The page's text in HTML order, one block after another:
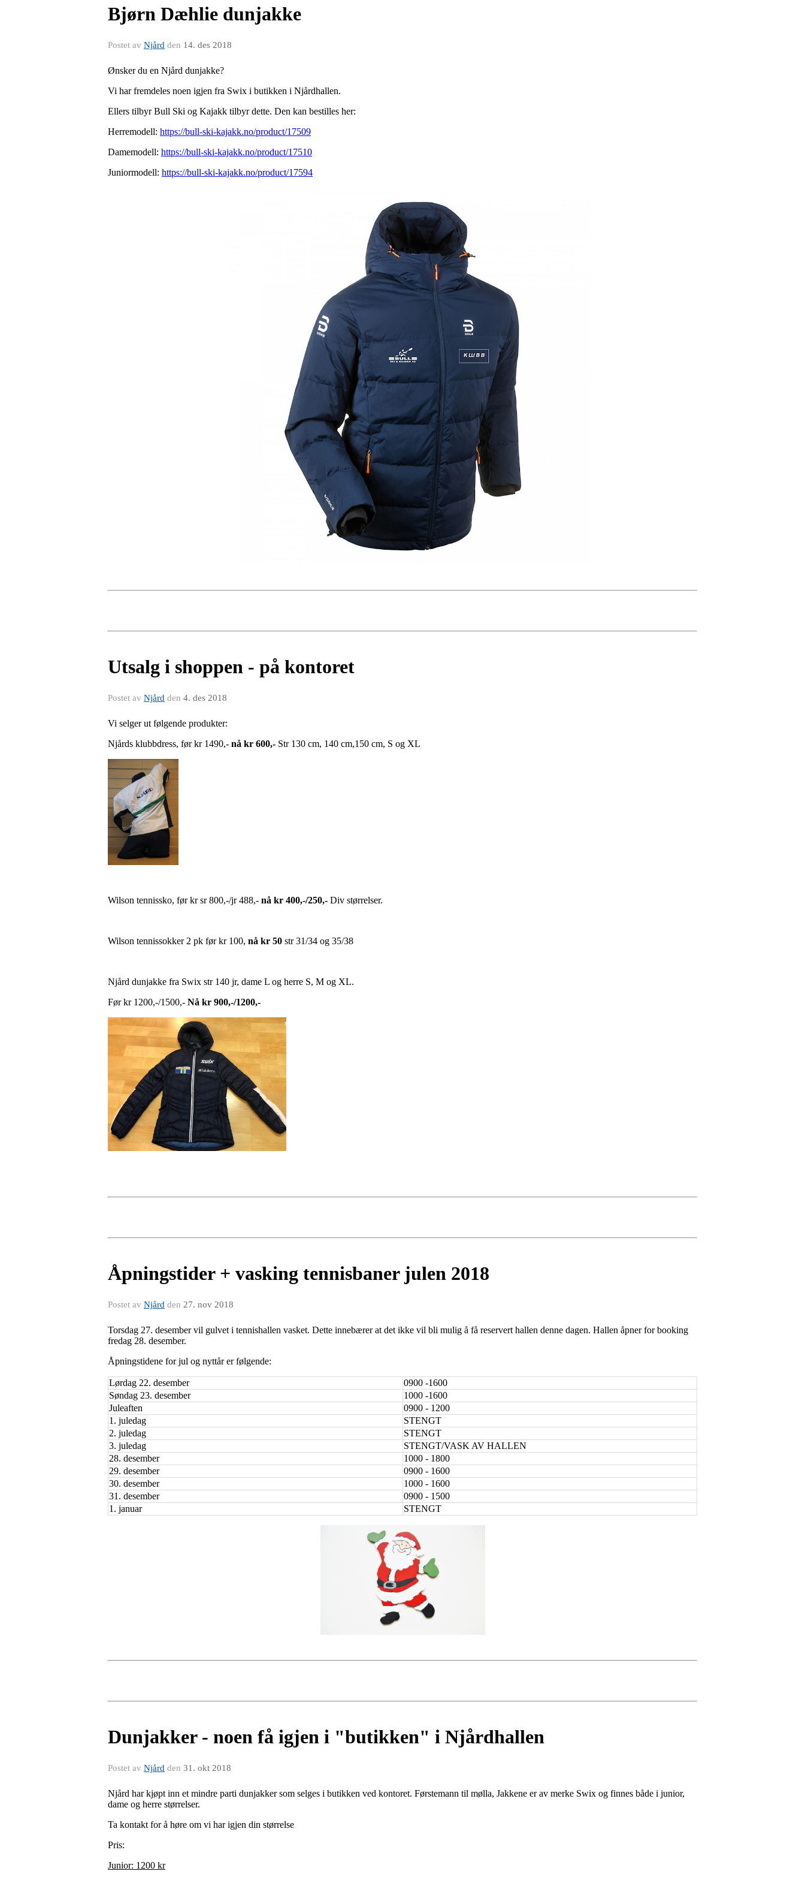
Bjørn Dæhlie dunjakke
Postet av Njård den 14. des 2018
Ønsker du en Njård dunjakke?
Vi har fremdeles noen igjen fra Swix i butikken i Njårdhallen.
Ellers tilbyr Bull Ski og Kajakk tilbyr dette. Den kan bestilles her:
Herremodell: https://bull-ski-kajakk.no/product/17509
Damemodell: https://bull-ski-kajakk.no/product/17510
Juniormodell: https://bull-ski-kajakk.no/product/17594
Utsalg i shoppen - på kontoret
Postet av Njård den 4. des 2018
Vi selger ut følgende produkter:
Njårds klubbdress, før kr 1490,- nå kr 600,- Str 130 cm, 140 cm,150 cm, S og XL
Wilson tennissko, før kr sr 800,-/jr 488,- nå kr 400,-/250,- Div størrelser.
Wilson tennissokker 2 pk før kr 100, nå kr 50 str 31/34 og 35/38
Njård dunjakke fra Swix str 140 jr, dame L og herre S, M og XL.
Før kr 1200,-/1500,- Nå kr 900,-/1200,-
Åpningstider + vasking tennisbaner julen 2018
Postet av Njård den 27. nov 2018
Torsdag 27. desember vil gulvet i tennishallen vasket. Dette innebærer at det ikke vil bli mulig å få reservert hallen denne dagen. Hallen åpner for booking
fredag 28. desember.
Åpningstidene for jul og nyttår er følgende:
Lørdag 22. desember
0900 -1600
Søndag 23. desember
1000 -1600
Juleaften
0900 - 1200
1. juledag
STENGT
2. juledag
STENGT
3. juledag
STENGT/VASK AV HALLEN
28. desember
1000 - 1800
29. desember
0900 - 1600
30. desember
1000 - 1600
31. desember
0900 - 1500
1. januar
STENGT
Dunjakker - noen få igjen i "butikken" i Njårdhallen
Postet av Njård den 31. okt 2018
Njård har kjøpt inn et mindre parti dunjakker som selges i butikken ved kontoret. Førstemann til mølla, Jakkene er av merke Swix og finnes både i junior,
dame og herre størrelser.
Ta kontakt for å høre om vi har igjen din størrelse
Pris:
Junior: 1200 kr